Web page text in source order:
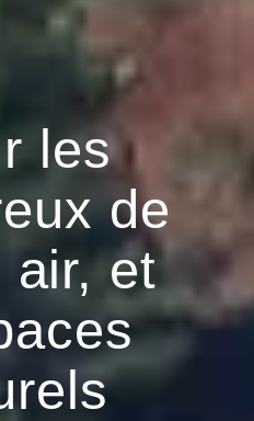
les
de
air, et